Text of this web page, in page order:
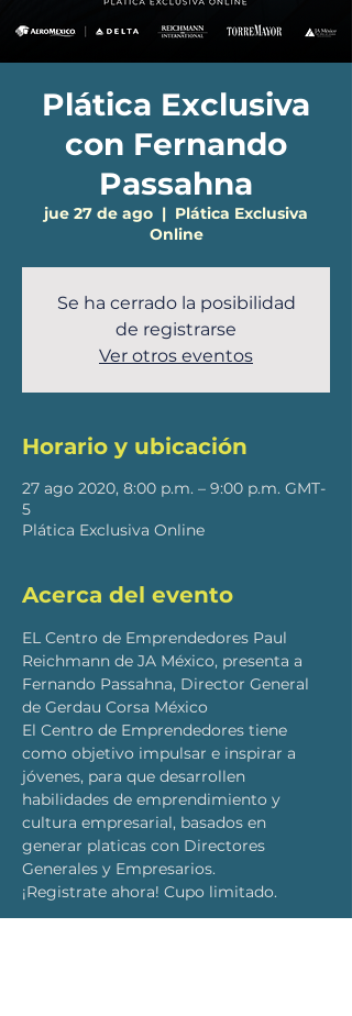
Plática Exclusiva
con Fernando
Passahna
jue 27 de ago
  |
Plática Exclusiva
Online
Se ha cerrado la posibilidad
de registrarse
Ver otros eventos
Horario y ubicación
27 ago 2020, 8:00 p.m. – 9:00 p.m. GMT-
5
Plática Exclusiva Online
Acerca del evento
EL Centro de Emprendedores Paul
Reichmann de JA México, presenta a
Fernando Passahna, Director General
de Gerdau Corsa México
El Centro de Emprendedores tiene
como objetivo impulsar e inspirar a
jóvenes, para que desarrollen
habilidades de emprendimiento y
cultura empresarial, basados en
generar platicas con Directores
Generales y Empresarios.
¡Registrate ahora! Cupo limitado.